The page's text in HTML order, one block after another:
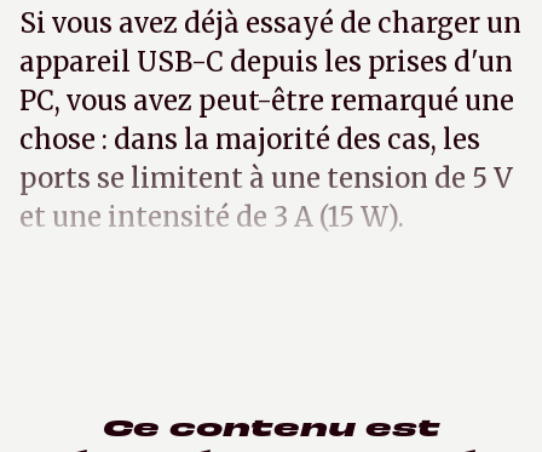
Si vous avez déjà essayé de charger un
appareil USB-C depuis les prises d'un
PC, vous avez peut-être remarqué une
chose : dans la majorité des cas, les
ports se limitent à une tension de 5 V
et une intensité de 3 A (15 W).
Ce contenu est